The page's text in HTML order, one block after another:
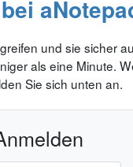
und sie sicher
als eine Minute.
Sie sich unten an.